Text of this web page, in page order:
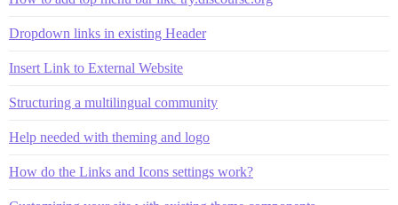
Dropdown links in existing Header
Insert Link to External Website
Structuring a multilingual community
Help needed with theming and logo
How do the Links and Icons settings work?